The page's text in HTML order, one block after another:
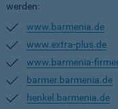
werden:
www.barmenia.de
www.extra-plus.de
www.barmenia-
barmer.barmenia.de
henkel.barmenia.de